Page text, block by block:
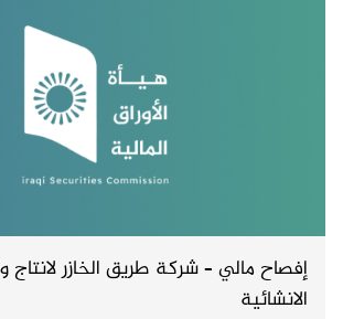
إفصاح مالي – شركة طريق الخازر لانتاج
الانشائية